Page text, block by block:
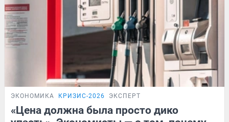
ЭКОНОМИКА КРИЗИС-2026 ЭКСПЕРТ
«Цена должна была просто дико